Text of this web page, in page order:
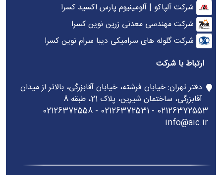
شرکت آلپاکو | آلومینیوم پارس اکسید کسرا
شرکت مهندسی معدنی زرین نوین کسرا
شرکت گلوله های سرامیکی دیبا سرام نوین کسرا
ارتباط با شرکت
دفتر تهران: خیابان فرشته، خیابان آقابزرگی، بالاتر از میدان
آقابزرگی، ساختمان شیرین، پلاک 21، طبقه 8
02126372553 - 02126372531 - 02126372558
info@aic.ir